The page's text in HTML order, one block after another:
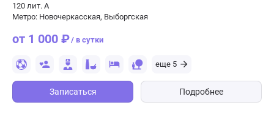
120 лит. А
Метро: Новочеркасская, Выборгская
от 1 000 ₽/ в сутки
еще 5
Записаться Подробнее